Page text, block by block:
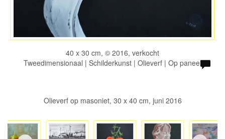
40 x 30 cm, © 2016, verkocht
Tweedimensionaal | Schilderkunst | Olieverf | Op paneel
Olieverf op masoniet, 30 x 40 cm, juni 2016